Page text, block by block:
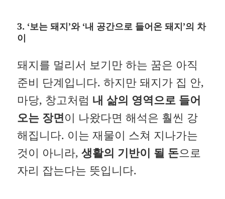
3. ‘보는 돼지’와 ‘내 공간으로 들어온 돼지’의 차
이
돼지를 멀리서 보기만 하는 꿈은 아직
준비 단계입니다. 하지만 돼지가 집 안,
마당, 창고처럼 내 삶의 영역으로 들어
오는 장면이 나왔다면 해석은 훨씬 강
해집니다. 이는 재물이 스쳐 지나가는
것이 아니라,생활의 기반이 될 돈으로
자리 잡는다는 뜻입니다.